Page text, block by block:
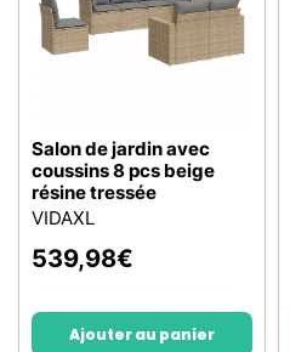
Salon de jardin avec
coussins 8 pcs beige
résine tressée
VIDAXL
539,98€
Ajouter au panier